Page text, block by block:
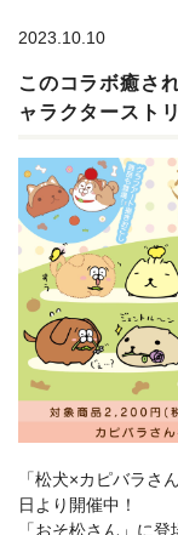
2023.10.10
このコラボ癒さ
ャラクタースト
「松犬×カピバラさ
日より開催中！
「おそ松さん」に